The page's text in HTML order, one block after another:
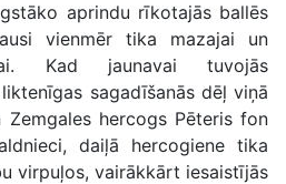
aprindu rīkotajās ballēs
vienmēr tika mazajai un
Kad jaunavai tuvojās
sagadīšanās dēļ viņā
Zemgales hercogs Pēteris fon
daiļā hercogiene tika
virpuļos, vairākkārt iesaistījās